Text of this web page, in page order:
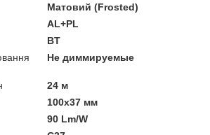
Матовий (Frosted)
AL+PL
BT
Не диммируемые
24 м
100x37 мм
90 Lm/W